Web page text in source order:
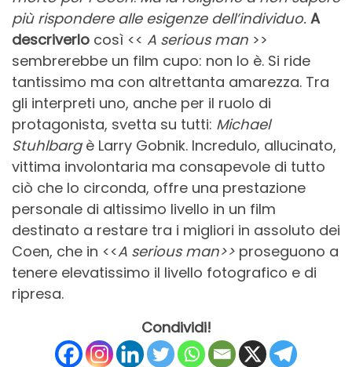
più rispondere alle esigenze dell’individuo. A
descriverlo così << A serious man >>
sembrerebbe un film cupo: non lo è. Si ride
tantissimo ma con altrettanta amarezza. Tra
gli interpreti uno, anche per il ruolo di
protagonista, svetta su tutti: Michael
Stuhlbargè Larry Gobnik. Incredulo, allucinato,
vittima involontaria ma consapevole di tutto
ciò che lo circonda, offre una prestazione
personale di altissimo livello in un film
destinato a restare tra i migliori in assoluto dei
Coen, che in <<A serious man>> proseguono a
tenere elevatissimo il livello fotografico e di
ripresa.
Condividi!